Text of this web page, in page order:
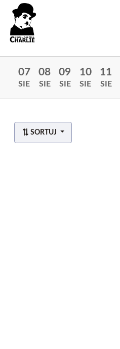
07
SIE
08
SIE
09
SIE
10
SIE
11
SIE
SORTUJ